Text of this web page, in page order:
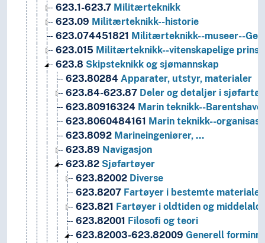
623.1-623.7 Militærteknikk
623.09 Militærteknikk--historie
623.074451821 Militærteknikk--museer--
623.015 Militærteknikk--vitenskapelige
623.8 Skipsteknikk og sjømannskap
623.80284 Apparater, utstyr, materialer
623.84-623.87 Deler og detaljer i
623.80916324 Marin teknikk--
623.8060484161 Marin teknikk--
623.8092 Marineingeniører, …
623.89 Navigasjon
623.82 Sjøfartøyer
623.82002 Diverse
623.8207 Fartøyer i bestemte materialer
623.821 Fartøyer i oldtiden og
623.82001 Filosofi og teori
623.82003-623.82009 Generell